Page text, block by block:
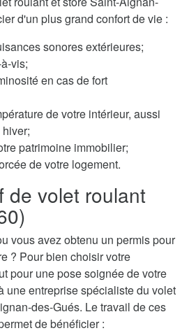
d'un plus grand confort de vie :
sonores extérieures;
vis;
en cas de fort
de votre intérieur, aussi
patrimoine immobilier;
de votre logement.
de volet roulant
vous avez obtenu un permis pour
? Pour bien choisir votre
pour une pose soignée de votre
une entreprise spécialiste du volet
des-Gués. Le travail de ces
de bénéficier :